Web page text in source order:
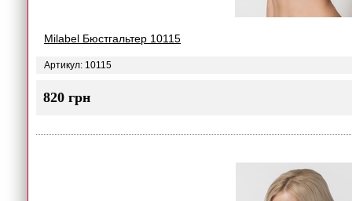
Milabel Бюстгальтер 10115
Артикул: 10115
820 грн